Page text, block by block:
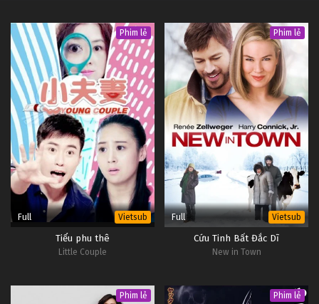
Phim lẻ
Full Vietsub
Tiểu phu thê
Little Couple
Phim lẻ
Full Vietsub
Cứu Tinh Bất Đắc Dĩ
New in Town
Phim lẻ Phim lẻ